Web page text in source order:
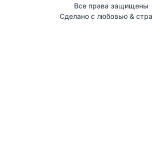
Все права защищены
Сделано с любовью &